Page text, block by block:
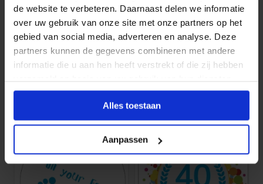
de website te verbeteren. Daarnaast delen we informatie
over uw gebruik van onze site met onze partners op het
gebied van social media, adverteren en analyse. Deze
partners kunnen de gegevens combineren met andere
informatie die u aan hen heeft verstrekt of die zij hebben
Alles toestaan
Aanpassen
Bedankt Sluitzegel Holo
€33.40
Nijlpaard geboortesticker
€31.50